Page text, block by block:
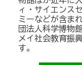
ィ・サイエンス
ミーなどが含ま
団法人科学博物
メイ社会教育振
す。